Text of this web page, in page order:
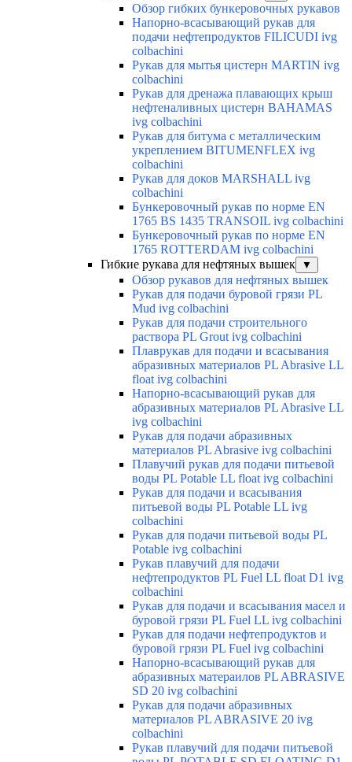
Обзор гибких бункеровочных рукавов
Напорно-всасывающий рукав для
подачи нефтепродуктов FILICUDI ivg
colbachini
Рукав для мытья цистерн MARTIN ivg
colbachini
Рукав для дренажа плавающих крыш
нефтеналивных цистерн BAHAMAS
ivg colbachini
Рукав для битума с металлическим
укреплением BITUMENFLEX ivg
colbachini
Рукав для доков MARSHALL ivg
colbachini
Бункеровочный рукав по норме EN
1765 BS 1435 TRANSOIL ivg colbachini
Бункеровочный рукав по норме EN
1765 ROTTERDAM ivg colbachini
Гибкие рукава для нефтяных вышек
▼
Обзор рукавов для нефтяных вышек
Рукав для подачи буровой грязи PL
Mud ivg colbachini
Рукав для подачи строительного
раствора PL Grout ivg colbachini
Плаврукав для подачи и всасывания
абразивных материалов PL Abrasive LL
float ivg colbachini
Напорно-всасывающий рукав для
абразивных материалов PL Abrasive LL
ivg colbachini
Рукав для подачи абразивных
материалов PL Abrasive ivg colbachini
Плавучий рукав для подачи питьевой
воды PL Potable LL float ivg colbachini
Рукав для подачи и всасывания
питьевой воды PL Potable LL ivg
colbachini
Рукав для подачи питьевой воды PL
Potable ivg colbachini
Рукав плавучий для подачи
нефтепродуктов PL Fuel LL float D1 ivg
colbachini
Рукав для подачи и всасывания масел и
буровой грязи PL Fuel LL ivg colbachini
Рукав для подачи нефтепродуктов и
буровой грязи PL Fuel ivg colbachini
Напорно-всасывающий рукав для
абразивных матераилов PL ABRASIVE
SD 20 ivg colbachini
Рукав для подачи абразивных
материалов PL ABRASIVE 20 ivg
colbachini
Рукав плавучий для подачи питьевой